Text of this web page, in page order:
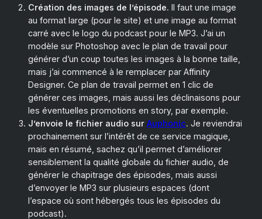
Création des images de l’épisode. Il faut une image
au format large (pour le site) et une image au format
carré avec le logo du podcast pour le MP3. J’ai un
modèle sur Photoshop avec le plan de travail pour
générer d’un coup toutes les images à la bonne taille,
mais j’ai commencé à le remplacer par Affinity
Designer. Ce plan de travail permet en 1 clic de
générer ces images, mais aussi les déclinaisons pour
les éventuelles promotions en story, par exemple.
J’envoie le fichier audio sur Auphonic. Je reviendrai
prochainement sur l’intérêt de ce service magique,
mais en résumé, sachez qu’il permet d’améliorer
sensiblement la qualité globale du fichier audio, de
générer le chapitrage des épisodes, mais aussi
d’envoyer le MP3 sur plusieurs espaces (dont
l’espace où sont hébergés tous les épisodes du
podcast).